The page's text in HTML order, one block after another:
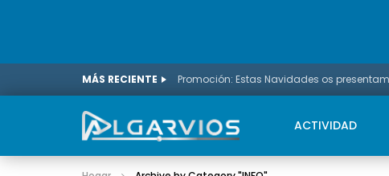
MÁS RECIENTE
ACTIVIDAD